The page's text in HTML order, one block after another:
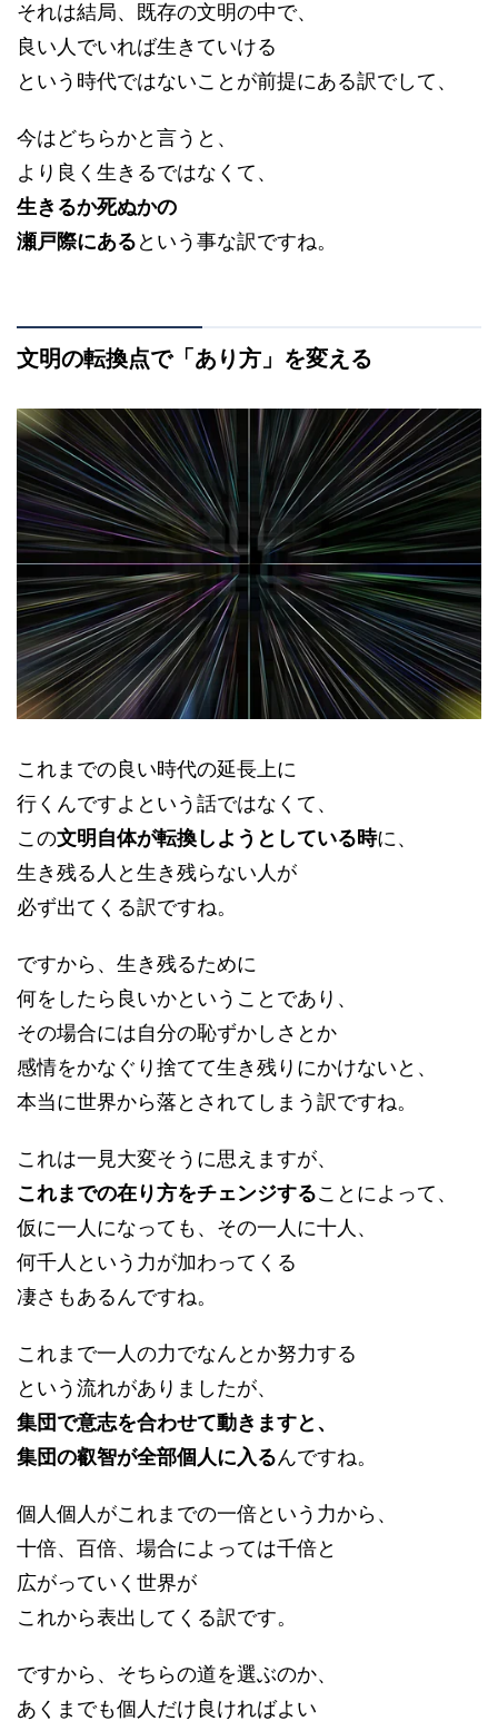
それは結局、既存の文明の中で、
良い人でいれば生きていける
という時代ではないことが前提にある訳でして、
今はどちらかと言うと、
より良く生きるではなくて、
生きるか死ぬかの
瀬戸際にある という事な訳ですね。
文明の転換点で「あり方」を変える
これまでの良い時代の延長上に
行くんですよという話ではなくて、
この文明自体が転換しようとしている時に、
生き残る人と生き残らない人が
必ず出てくる訳ですね。
ですから、生き残るために
何をしたら良いかということであり、
その場合には自分の恥ずかしさとか
感情をかなぐり捨てて生き残りにかけないと、
本当に世界から落とされてしまう訳ですね。
これは一見大変そうに思えますが、
これまでの在り方をチェンジすることによって、
仮に一人になっても、その一人に十人、
何千人という力が加わってくる
凄さもあるんですね。
これまで一人の力でなんとか努力する
という流れがありましたが、
集団で意志を合わせて動きますと、
集団の叡智が全部個人に入るんですね。
個人個人がこれまでの一倍という力から、
十倍、百倍、場合によっては千倍と
広がっていく世界が
これから表出してくる訳です。
ですから、そちらの道を選ぶのか、
あくまでも個人だけ良ければよい